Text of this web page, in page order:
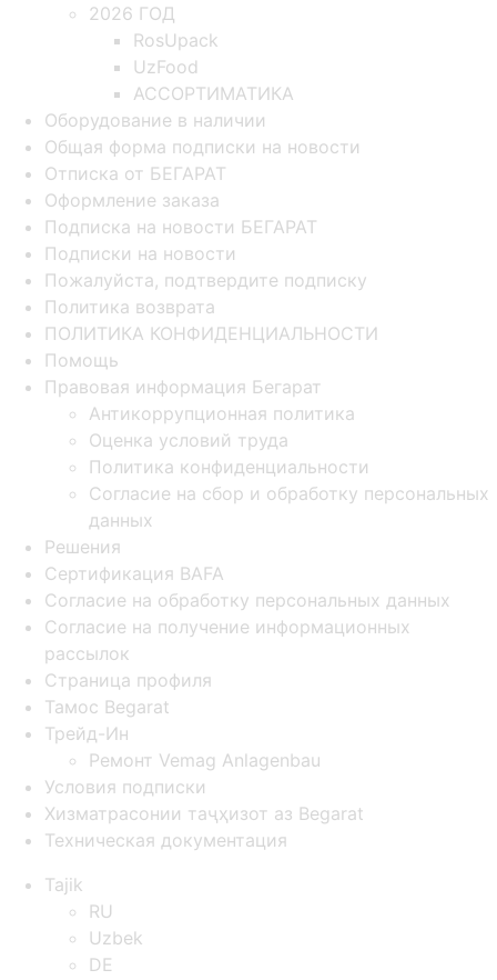
2026 ГОД
RosUpack
UzFood
АССОРТИМАТИКА
Оборудование в наличии
Общая форма подписки на новости
Отписка от БЕГАРАТ
Оформление заказа
Подписка на новости БЕГАРАТ
Подписки на новости
Пожалуйста, подтвердите подписку
Политика возврата
ПОЛИТИКА КОНФИДЕНЦИАЛЬНОСТИ
Помощь
Правовая информация Бегарат
Антикоррупционная политика
Оценка условий труда
Политика конфиденциальности
Согласие на сбор и обработку персональных
данных
Решения
Сертификация BAFA
Согласие на обработку персональных данных
Согласие на получение информационных
рассылок
Страница профиля
Тамос Begarat
Трейд-Ин
Ремонт Vemag Anlagenbau
Условия подписки
Хизматрасонии таҷҳизот аз Begarat
Техническая документация
Tajik
RU
Uzbek
DE